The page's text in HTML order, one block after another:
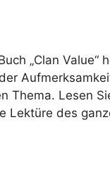
„Clan
Thema. Lesen
Lektüre des